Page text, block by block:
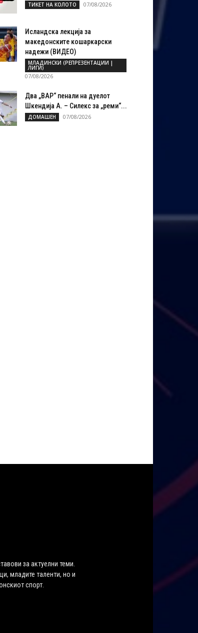
ТИКЕТ НА КОЛОТО 07/08/2026
Исландска лекција за
македонските кошаркарски
надежи (ВИДЕО)
МЛАДИНСКИ (РЕПРЕЗЕНТАЦИИ |
ЛИГИ)
07/08/2026
Два „ВАР“ пенали на дуелот
Шкендија А. – Силекс за „реми“...
ДОМАШЕН 07/08/2026
за актуелни теми.
младите таленти, но и
спорт.